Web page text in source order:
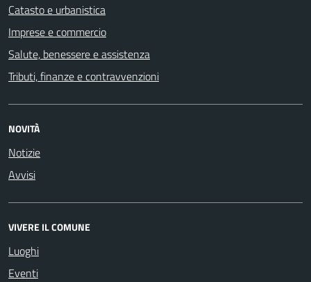
Catasto e urbanistica
Imprese e commercio
Salute, benessere e assistenza
Tributi, finanze e contravvenzioni
NOVITÀ
Notizie
Avvisi
VIVERE IL COMUNE
Luoghi
Eventi